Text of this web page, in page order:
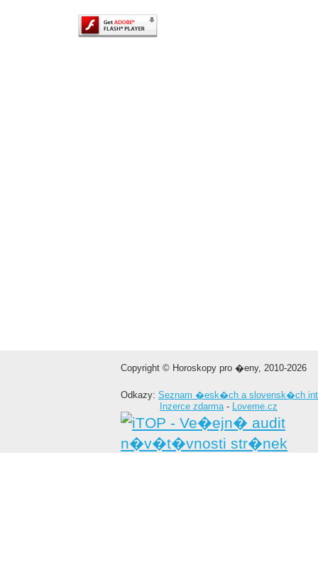
Copyright © Horoskopy pro �eny, 2010-2026
Odkazy: Seznam �esk�ch a slovensk�ch
Inzerce zdarma- Loveme.cz